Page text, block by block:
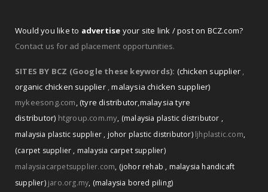
Would you like to advertise your site link / post on BCZ.com?
Contact us for ad placement opportunities.
SITES BY BCZ (Google these keywords): (chicken supplier ,
organic chicken supplier ,malaysia chicken supplier)
mykeesong.com,(tyre distributor,malaysia tyre
distributor) htgroup.com.my, (malaysia plastic distributor ,
malaysia plastic supplier , johor plastic distributor) ljhplastic.com,
(carpet supplier , malaysia carpet supplier)
malaysiacarpetsupplier.com, (johor rehab , malaysia handicaft
supplier) jaro.org.my, (malaysia bored piling)